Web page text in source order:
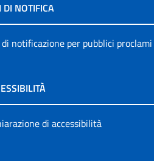
DI NOTIFICA
notificazione per pubblici proclami
di accessibilità